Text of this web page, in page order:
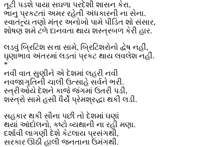
તૂટી પડશે પાયા સઘળા પરદેશી શાસન કેરા,
ભાનુ પ્રકટતાં અમર રહેતી અંધકારની ના સેના.
સ્વાતંત્ર્ય તણો મંત્ર અનોખો પામે પીડિત શો સંસાર,
શોષણ શમે ટળે દાનવતા થાય શસ્ત્રબળ કેરી હાર.
લડવું બ્રિટિશ સત્તા સામે, બ્રિટિશરોનો દ્વેષ નહીં,
ઘૃણાભાવ અંતરમાં લડતાં પ્રકટ થાય લવલેશ નહીં.
*
નવી વાત સુણીને એ દેશમાં લહરી નવી
નવજાગૃતિની ચાલી ઉત્સાહે સર્વને ભરી.
સ્ત્રીઓયે દેશને કાજે જંગમાં ઉતરી પડી,
શસ્ત્રો સામે હસી ધૈર્યે પ્રેમશ્રદ્ધા થકી લડી.
સહકાર થકી સૌના પછી તો દેશમાં ઘણાં
થયાં આંદોલનો, કષ્ટો વ્યથાની ના રહી મણા.
દર્શાવી લાગણી દેશે કેટલાય પ્રસંગથી,
સરકાર ઊઠી હાલી જનતાના ઉમંગથી.